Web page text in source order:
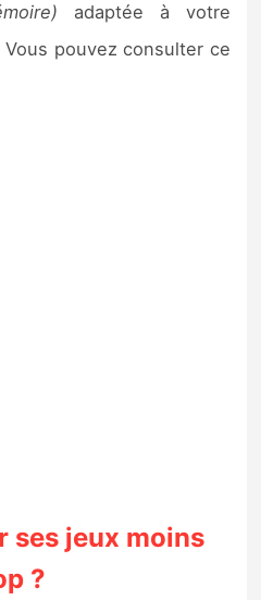
adaptée à votre
Vous pouvez consulter ce
ses jeux moins
?